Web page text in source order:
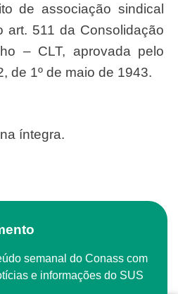
de associação sindical
art. 511 da Consolidação
– CLT, aprovada pelo
de 1º de maio de 1943.
íntegra.
e informações do SUS